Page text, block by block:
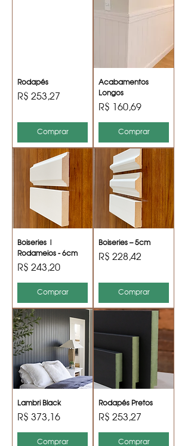
Rodapés
Preço
R$ 253,27
Comprar
Acabamentos
Longos
Preço
R$ 160,69
Comprar
Boiseries |
Rodameios - 6cm
Preço
R$ 243,20
Comprar
Boiseries – 5cm
Preço
R$ 228,42
Comprar
Lambri Black
Preço
R$ 373,16
Comprar
Rodapés Pretos
Preço
R$ 253,27
Comprar